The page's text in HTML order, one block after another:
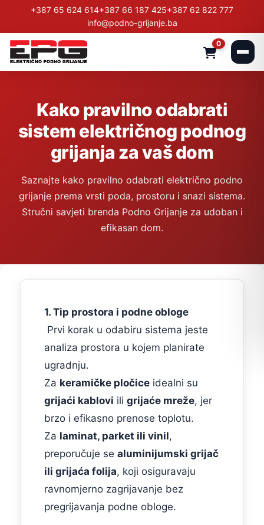
+387 65 624 614+387 66 187 425+387 62 822 777
info@podno-grijanje.ba
0
Kako pravilno odabrati
sistem električnog podnog
grijanja za vaš dom
Saznajte kako pravilno odabrati električno podno
grijanje prema vrsti poda, prostoru i snazi sistema.
Stručni savjeti brenda Podno Grijanje za udoban i
efikasan dom.
1. Tip prostora i podne obloge
Prvi korak u odabiru sistema jeste
analiza prostora u kojem planirate
ugradnju.
Za keramičke pločice idealni su
grijaći kablovi ili grijaće mreže, jer
brzo i efikasno prenose toplotu.
Za laminat, parket ili vinil,
preporučuje se aluminijumski grijač
ili grijaća folija, koji osiguravaju
ravnomjerno zagrijavanje bez
pregrijavanja podne obloge.